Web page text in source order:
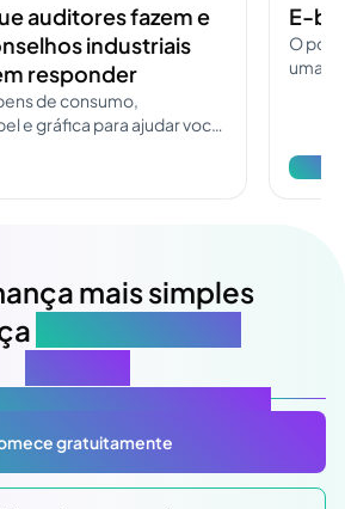
auditores fazem e
industriais
responder
de consumo,
e gráfica para ajudar você
sem burocratizar a
E-
O
uma
de
e-
Ver
mais simples
gratuitamente